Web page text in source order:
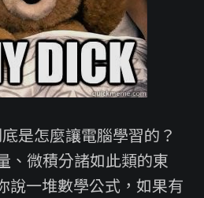
是怎麼讓電腦學習的？
、微積分諸如此類的東
一堆數學公式，如果有